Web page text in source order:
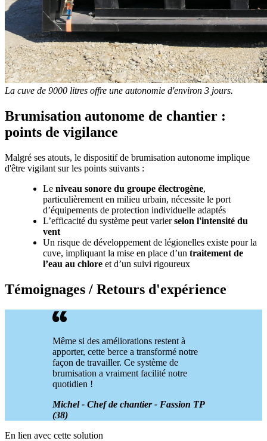
La cuve de 9000 litres offre une autonomie d'environ 3 jours.
Brumisation autonome de chantier :
points de vigilance
Malgré ses atouts, le dispositif de brumisation autonome implique
d'être vigilant sur les points suivants :
Le niveau sonore du groupe électrogène,
particulièrement en milieu urbain, nécessite le port
d’équipements de protection individuelle adaptés
L’efficacité du système peut varierselon l'intensité du
vent
Un risque de développement de légionelles existe pour la
cuve, impliquant la mise en place d’un traitement de
l’eau au chlore et d’un suivi rigoureux
Témoignages / Retours d'expérience
Même si des améliorations restent à
apporter, cette berce a transformé notre
façon de travailler. Ce système de
brumisation a vraiment facilité notre
quotidien !
Michel - Chef de chantier - Fassion TP
(38)
En lien avec cette solution